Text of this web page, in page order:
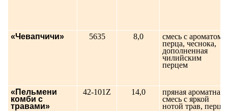
«Чевапчичи» 5635 8,0
смесь с ароматом
перца, чеснока,
дополненная
чилийским
перцем
«Пельмени
комби с
травами»
42-101Z 14,0
пряная ароматная
смесь с яркой
нотой трав, перца